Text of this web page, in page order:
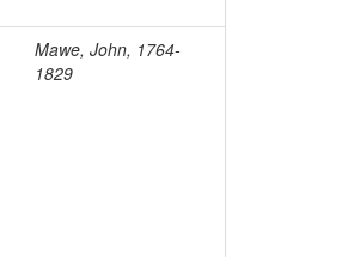
Mawe, John, 1764-
1829